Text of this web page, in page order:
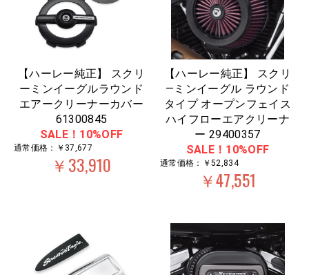
【ハーレー純正】 スクリ
ーミンイーグルラウンド
エアークリーナーカバー
61300845
SALE！10%OFF
通常価格：￥37,677
￥33,910
【ハーレー純正】 スクリ
―ミンイーグル ラウンド
タイプ オープンフェイス
ハイフローエアクリーナ
ー 29400357
SALE！10%OFF
通常価格：￥52,834
￥47,551